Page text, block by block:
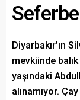
Diyarbakır’ın
mevkiinde
yaşındaki
alınamıyor.